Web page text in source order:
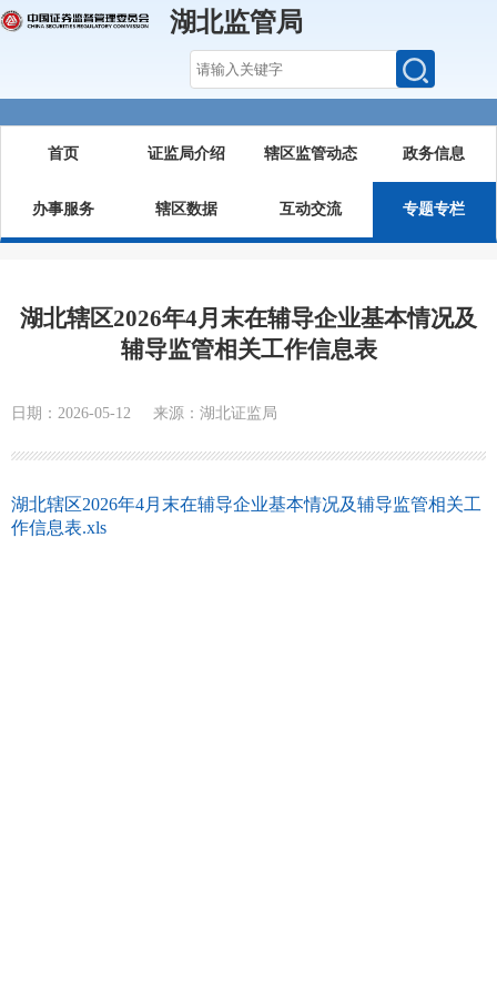
湖北监管局
首页 证监局介绍 辖区监管动态 政务信息
办事服务 辖区数据 互动交流 专题专栏
湖北辖区2026年4月末在辅导企业基本情况及
辅导监管相关工作信息表
日期：2026-05-12 来源：湖北证监局
湖北辖区2026年4月末在辅导企业基本情况及辅导监管相关工
作信息表.xls